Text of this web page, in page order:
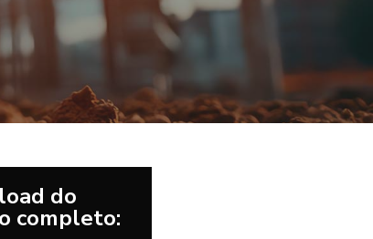
do
completo: